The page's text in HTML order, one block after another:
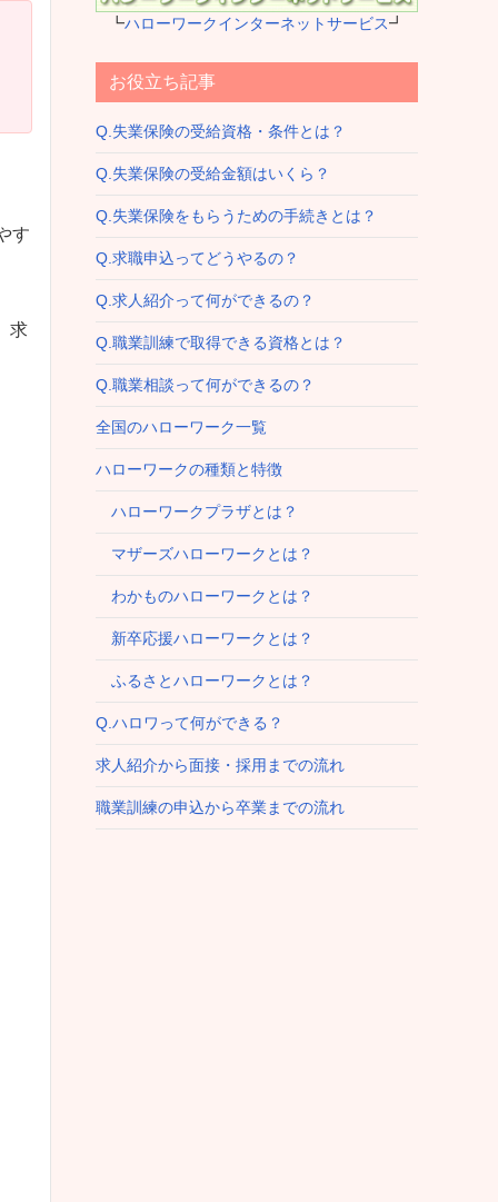
す
求
┗ハローワークインターネットサービス┛
お役立ち記事
Q.失業保険の受給資格・条件とは？
Q.失業保険の受給金額はいくら？
Q.失業保険をもらうための手続きとは？
Q.求職申込ってどうやるの？
Q.求人紹介って何ができるの？
Q.職業訓練で取得できる資格とは？
Q.職業相談って何ができるの？
全国のハローワーク一覧
ハローワークの種類と特徴
ハローワークプラザとは？
マザーズハローワークとは？
わかものハローワークとは？
新卒応援ハローワークとは？
ふるさとハローワークとは？
Q.ハロワって何ができる？
求人紹介から面接・採用までの流れ
職業訓練の申込から卒業までの流れ